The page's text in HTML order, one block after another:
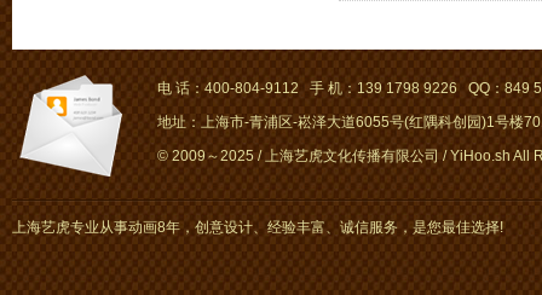
电 话：400-804-9112 手 机：139 1798 9226 QQ：849
地址：上海市-青浦区-崧泽大道6055号(红隅科创园)1号楼
© 2009～2025 / 上海艺虎文化传播有限公司 / YiHoo.sh All
上海艺虎专业从事动画8年，创意设计、经验丰富、诚信服务，是您最佳选择!